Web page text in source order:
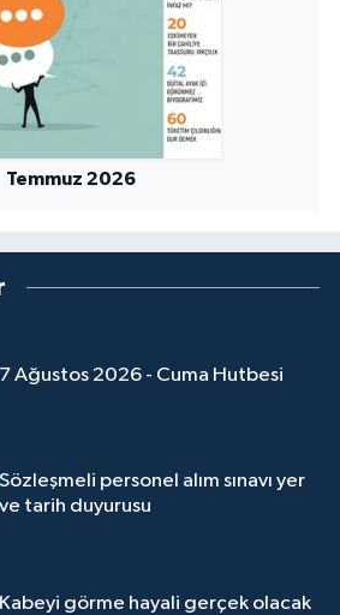
Temmuz 2026
7 Ağustos 2026 - Cuma Hutbesi
Sözleşmeli personel alım sınavı yer
ve tarih duyurusu
Kabeyi görme hayali gerçek olacak